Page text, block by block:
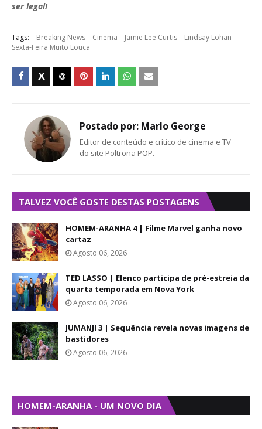
ser legal!
Tags: Breaking News Cinema Jamie Lee Curtis
Lindsay Lohan
Sexta-Feira Muito Louca
Postado por: Marlo George
Editor de conteúdo e crítico de cinema e TV
do site Poltrona POP.
TALVEZ VOCÊ GOSTE DESTAS POSTAGENS
HOMEM-ARANHA 4 | Filme Marvel ganha novo
cartaz
Agosto 06, 2026
TED LASSO | Elenco participa de pré-estreia da
quarta temporada em Nova York
Agosto 06, 2026
JUMANJI 3 | Sequência revela novas imagens de
bastidores
Agosto 06, 2026
HOMEM-ARANHA - UM NOVO DIA